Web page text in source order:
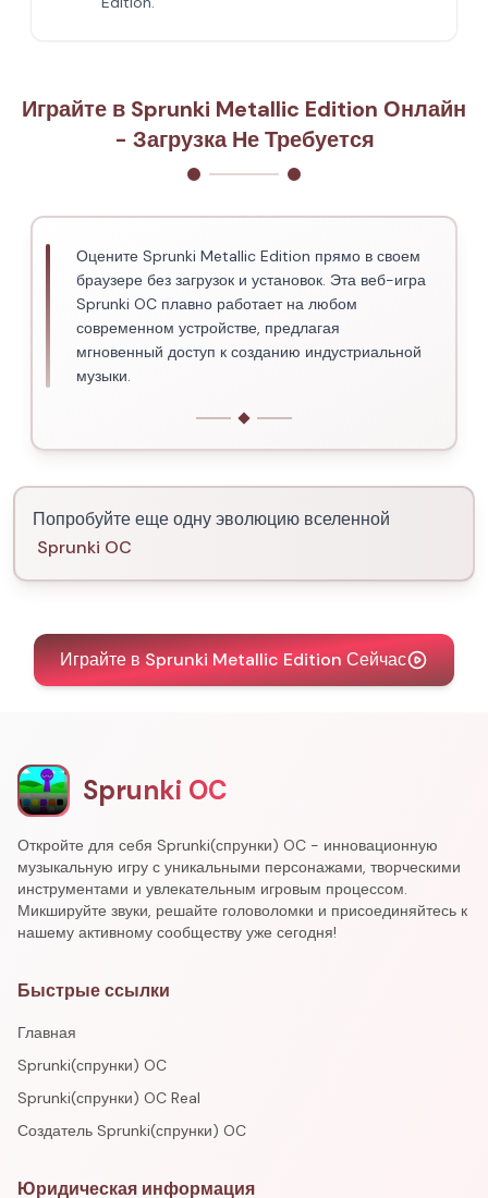
Играйте в Sprunki Metallic Edition Онлайн
- Загрузка Не Требуется
Оцените Sprunki Metallic Edition прямо в своем
браузере без загрузок и установок. Эта веб-игра
Sprunki OC плавно работает на любом
современном устройстве, предлагая
мгновенный доступ к созданию индустриальной
музыки.
Попробуйте еще одну эволюцию вселенной
Sprunki OC
Играйте в Sprunki Metallic Edition Сейчас
Sprunki OC
Откройте для себя Sprunki(спрунки) OC - инновационную
музыкальную игру с уникальными персонажами, творческими
инструментами и увлекательным игровым процессом.
Микшируйте звуки, решайте головоломки и присоединяйтесь к
нашему активному сообществу уже сегодня!
Быстрые ссылки
Главная
Sprunki(спрунки) OC
Sprunki(спрунки) OC Real
Создатель Sprunki(спрунки) OC
Юридическая информация